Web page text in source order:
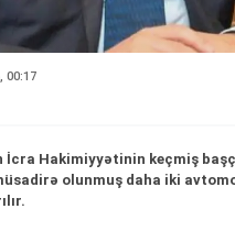
00:17
İcra Hakimiyyətinin keçmiş
olunmuş daha iki